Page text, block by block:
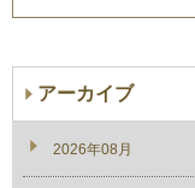
アーカイブ
2026年08月